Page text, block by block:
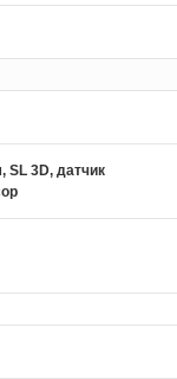
SL 3D, датчик